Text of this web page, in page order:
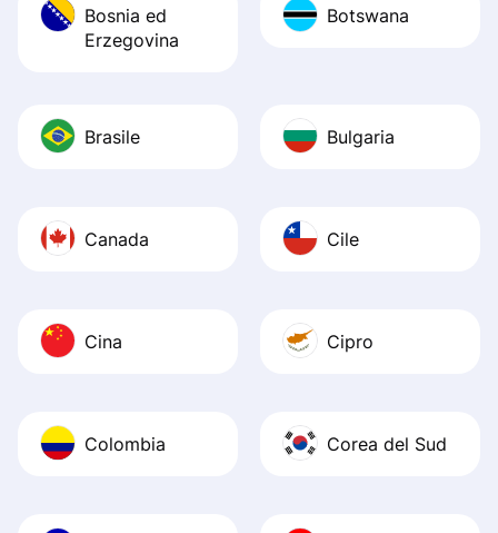
Bosnia ed
Erzegovina
Botswana
Brasile Bulgaria
Canada Cile
Cina Cipro
Colombia Corea del Sud